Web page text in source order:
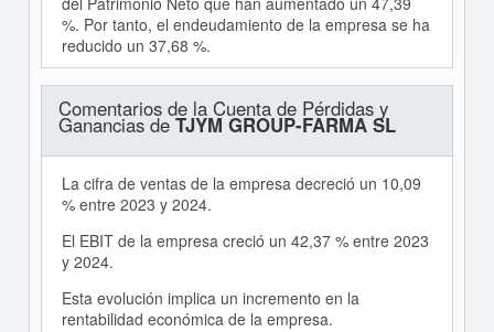
%. Por tanto, el endeudamiento de la empresa se ha
reducido un 37,68 %.
Comentarios de la Cuenta de Pérdidas y
Ganancias deTJYM GROUP-FARMA SL
La cifra de ventas de la empresa decreció un 10,09
% entre 2023 y 2024.
El EBIT de la empresa creció un 42,37 % entre 2023
y 2024.
Esta evolución implica un incremento en la
rentabilidad económica de la empresa.